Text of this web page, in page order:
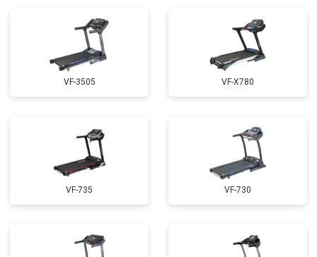
VF-3505 VF-X780
VF-735 VF-730